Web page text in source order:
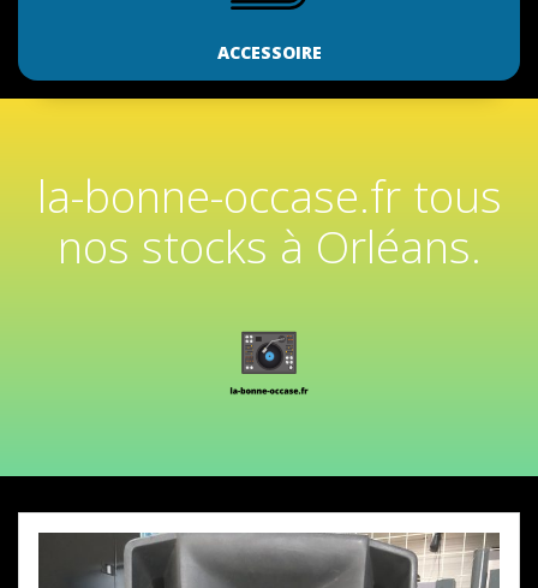
ACCESSOIRE
la-bonne-occase.fr tous
nos stocks à Orléans.